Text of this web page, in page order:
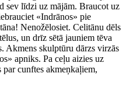
sev līdzi uz mājām. Braucot uz
«Indrānos» pie
Nenožēlosiet. Celitānu dēls
un drīz sētā jauniem tēva
Akmens skulptūru dārzs virzās
apniks. Pa ceļu aizies uz
par cunftes akmeņkaļiem,